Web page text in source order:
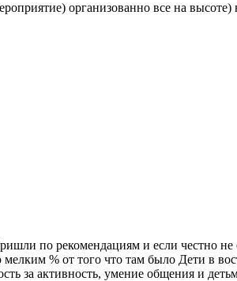
организованно все на
по рекомендациям и если честно
% от того что там было Дети в
за активность, умение общения и